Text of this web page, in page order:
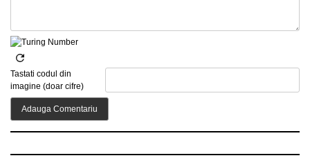
Tastati codul din
imagine (doar cifre)